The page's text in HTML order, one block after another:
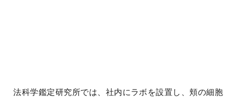
法科学鑑定研究所では、社内にラボを設置し、頬の細胞